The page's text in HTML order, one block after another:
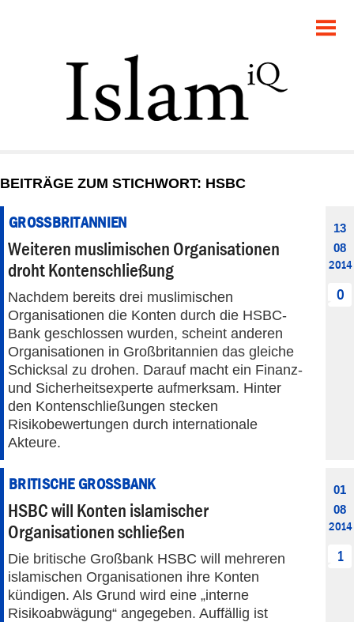
GESELLSCHAFT
STARTSEITE
DEBATTE
PANORAMA
BEITRÄGE ZUM STICHWORT: HSBC
GROSSBRITANNIEN
Weiteren muslimischen Organisationen
droht Kontenschließung
Nachdem bereits drei muslimischen
Organisationen die Konten durch die HSBC-
Bank geschlossen wurden, scheint anderen
Organisationen in Großbritannien das gleiche
Schicksal zu drohen. Darauf macht ein Finanz-
und Sicherheitsexperte aufmerksam. Hinter
den Kontenschließungen stecken
Risikobewertungen durch internationale
Akteure.
13
08
2014
0
BRITISCHE GROSSBANK
HSBC will Konten islamischer
Organisationen schließen
Die britische Großbank HSBC will mehreren
islamischen Organisationen ihre Konten
kündigen. Als Grund wird eine „interne
Risikoabwägung“ angegeben. Auffällig ist
01
08
2014
1